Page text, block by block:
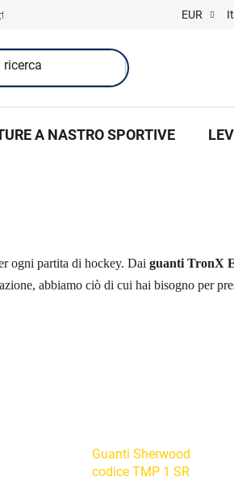
EUR
A NASTRO SPORTIVE
ogni partita di hockey. Dai guanti TronX
abbiamo ciò di cui hai bisogno per
Guanti Sherwood
codice TMP 1 SR